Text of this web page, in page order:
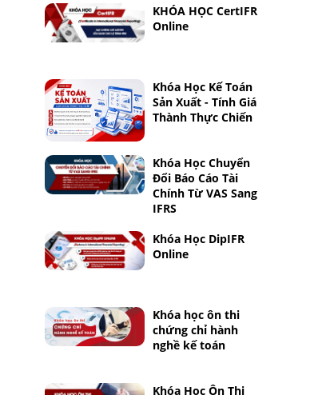
KHÓA HỌC CertIFR
Online
Khóa Học Kế Toán
Sản Xuất - Tính Giá
Thành Thực Chiến
Khóa Học Chuyển
Đổi Báo Cáo Tài
Chính Từ VAS Sang
IFRS
Khóa Học DipIFR
Online
Khóa học ôn thi
chứng chỉ hành
nghề kế toán
Khóa Học Ôn Thi